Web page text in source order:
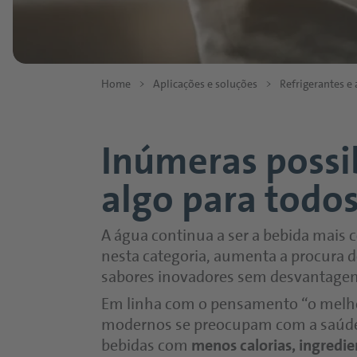
Sucos e bebidas à base de suco
Bebidas instantâneas
Sidra,
Sidra
Vinho
Produtos à
Bebidas
Sorvete à
fabricantes
Pastas à
Modulação do sabor e sistemas de
Ingredientes saudáveis
GutHealthHEROES
EnergyHEROES
RelaxationHEROES
Onyx Black
Sistemas
produtos
Cereais e
Frutos secos
Leguminosas
Proteínas
Home > Aplicações e soluções > Refrigerantes e
Inúmeras
algo para
A água continua a ser a bebida
nesta categoria, aumenta a procura
sabores inovadores sem
Em linha com o pensamento “o
modernos se preocupam com a
bebidas com menos calorias,